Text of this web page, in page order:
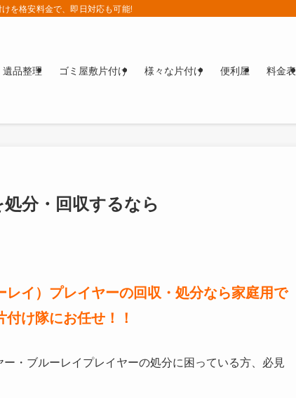
を格安料金で、即日対応も可能!!
遺品整理 ゴミ屋敷片付け 様々な片付け 便利屋 料金表
分・回収するなら
イ）プレイヤーの回収・処分なら家庭用で
け隊にお任せ！！
・ブルーレイプレイヤーの処分に困っている方、必見